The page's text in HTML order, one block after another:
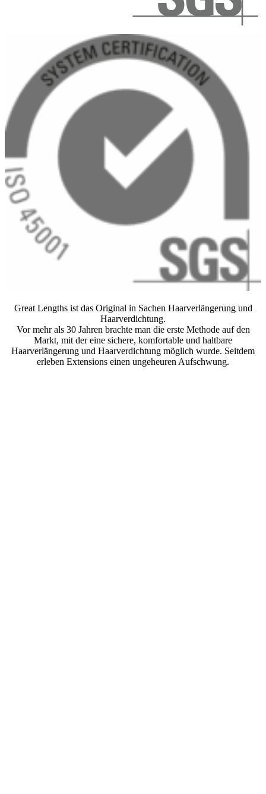
Great Lengths ist das Original in Sachen Haarverlängerung und
Haarverdichtung.
Vor mehr als 30 Jahren brachte man die erste Methode auf den
Markt, mit der eine sichere, komfortable und haltbare
Haarverlängerung und Haarverdichtung möglich wurde. Seitdem
erleben Extensions einen ungeheuren Aufschwung.